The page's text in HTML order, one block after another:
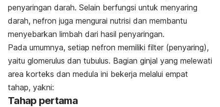
penyaringan darah. Selain berfungsi untuk menyaring
darah, nefron juga mengurai nutrisi dan membantu
menyebarkan limbah dari hasil penyaringan.
Pada umumnya, setiap nefron memiliki filter (penyaring),
yaitu glomerulus dan tubulus. Bagian ginjal yang melewati
area korteks dan medula ini bekerja melalui empat
tahap, yakni:
Tahap pertama